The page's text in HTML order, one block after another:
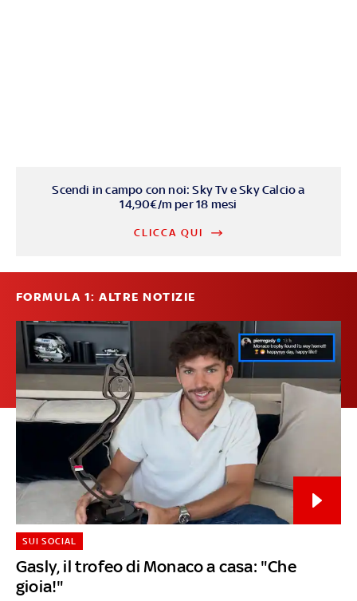
Scendi in campo con noi: Sky Tv e Sky Calcio a
14,90€/m per 18 mesi
CLICCA QUI
FORMULA 1: ALTRE NOTIZIE
Gasly, il trofeo di Monaco a casa: "Che
gioia!"
SUI SOCIAL